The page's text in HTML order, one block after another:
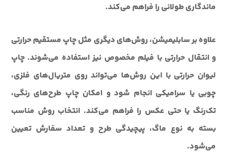
ماندگاری طولانی را فراهم می‌کند.
علاوه بر سابلیمیشن، روش‌های دیگری مثل چاپ مستقیم حرارتی
و انتقال حرارتی با فیلم مخصوص نیز استفاده می‌شوند. چاپ
لیوان حرارتی با این روش‌ها می‌تواند روی متریال‌های فلزی،
چوبی یا سرامیکی انجام شود و امکان چاپ طرح‌های رنگی،
تک‌رنگ یا حتی عکس را فراهم می‌کند. انتخاب روش مناسب
بسته به نوع ماگ، پیچیدگی طرح و تعداد سفارش تعیین
می‌شود.